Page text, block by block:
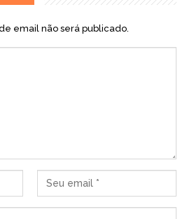
email não será publicado.